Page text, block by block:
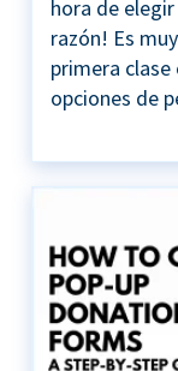
hora de
razón! Es
primera
opciones de